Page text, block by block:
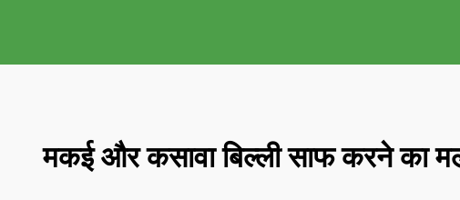
मकई और कसावा बिल्ली साफ करने का